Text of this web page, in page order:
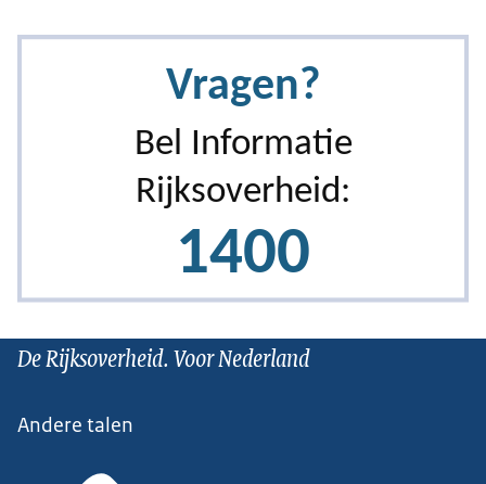
De Rijksoverheid. Voor Nederland
Andere talen